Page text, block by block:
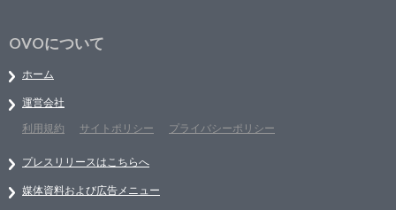
OVOについて
ホーム
運営会社
利用規約
サイトポリシー プライバシーポリシー
プレスリリースはこちらへ
媒体資料および広告メニュー